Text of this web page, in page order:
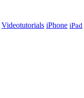
Videotutorials iPhone iPad